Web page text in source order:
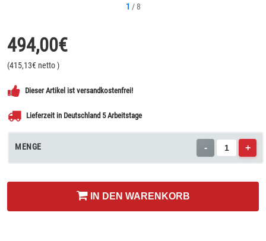
1 / 8
494,00€
(415,13€ netto)
Dieser Artikel ist versandkostenfrei!
Lieferzeit in Deutschland 5 Arbeitstage
MENGE - +
IN DEN WARENKORB